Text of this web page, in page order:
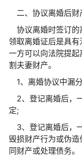
二、协议离婚后财
协议离婚时签订
领取离婚证后是具有
一方可以向法院提
割夫妻财产。
1、离婚协议中漏
2、登记离婚后，
定;
3、登记离婚后，
毁损财产行为或伪
同财产或处理债务。